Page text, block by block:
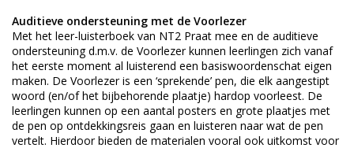
Auditieve ondersteuning met de Voorlezer
Met het leer-luisterboek van NT2 Praat mee en de auditieve
ondersteuning d.m.v. de Voorlezer kunnen leerlingen zich vanaf
het eerste moment al luisterend een basiswoordenschat eigen
maken. De Voorlezer is een ‘sprekende’ pen, die elk aangestipt
woord (en/of het bijbehorende plaatje) hardop voorleest. De
leerlingen kunnen op een aantal posters en grote plaatjes met
de pen op ontdekkingsreis gaan en luisteren naar wat de pen
vertelt. Hierdoor bieden de materialen vooral ook uitkomst voor